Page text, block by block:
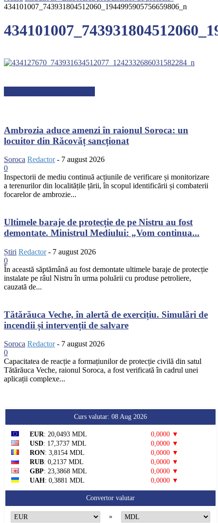
434101007_743931804512060_1944995905756659806_n
Ambrozia aduce amenzi în raionul Soroca: un
locuitor din Răcovăț sancționat
Soroca Redactor - 7 august 2026
0
Inspectorii de mediu continuă acțiunile de verificare și monitorizare
a terenurilor din localitățile țării, în scopul identificării și combaterii
focarelor de ambrozie...
Ultimele baraje de protecție de pe Nistru au fost
demontate. Ministrul Mediului: „Vom continua...
Știri Redactor - 7 august 2026
0
În această săptămână au fost demontate ultimele baraje de protecție
instalate pe râul Nistru în urma poluării cu produse petroliere,
cauzată de...
Tătărăuca Veche, în alertă de exercițiu. Simulări de
incendii și intervenții de salvare
Soroca Redactor - 7 august 2026
0
Capacitatea de reacție a formațiunilor de protecție civilă din satul
Tătărăuca Veche, raionul Soroca, a fost verificată în cadrul unei
aplicații complexe...
Curs valutar: 08 Aug 2026
EUR: 20,0493 MDL
0,0000 ▼
USD: 17,3737 MDL
0,0000 ▼
RON: 3,8154 MDL
0,0000 ▼
RUB: 0,2137 MDL
0,0000 ▼
GBP: 23,3868 MDL
0,0000 ▼
UAH: 0,3881 MDL 0,0000 ▼
Convertor valutar
»